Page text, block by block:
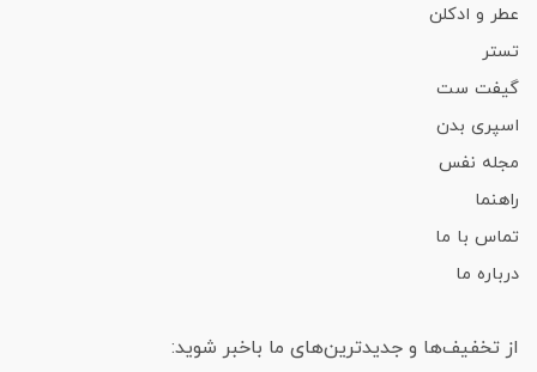
عطر و ادکلن
تستر
گیفت ست
اسپری بدن
مجله نفس
راهنما
تماس با ما
درباره ما
از تخفیف‌ها و جدیدترین‌های ما باخبر شوید: